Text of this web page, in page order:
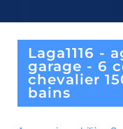
laga1116 - agréable t4 avec
garage - 6
chevalier
bains